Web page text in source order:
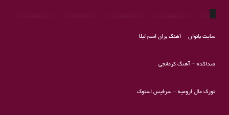
سایت بانوان– آهنگ برای اسم لیلا
صداکده– آهنگ کرمانجی
تورک مال ارومیه–سرفیس استوک